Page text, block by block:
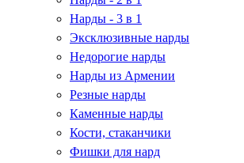
Нарды - 3 в 1
Эксклюзивные нарды
Недорогие нарды
Нарды из Армении
Резные нарды
Каменные нарды
Кости, стаканчики
Фишки для нард